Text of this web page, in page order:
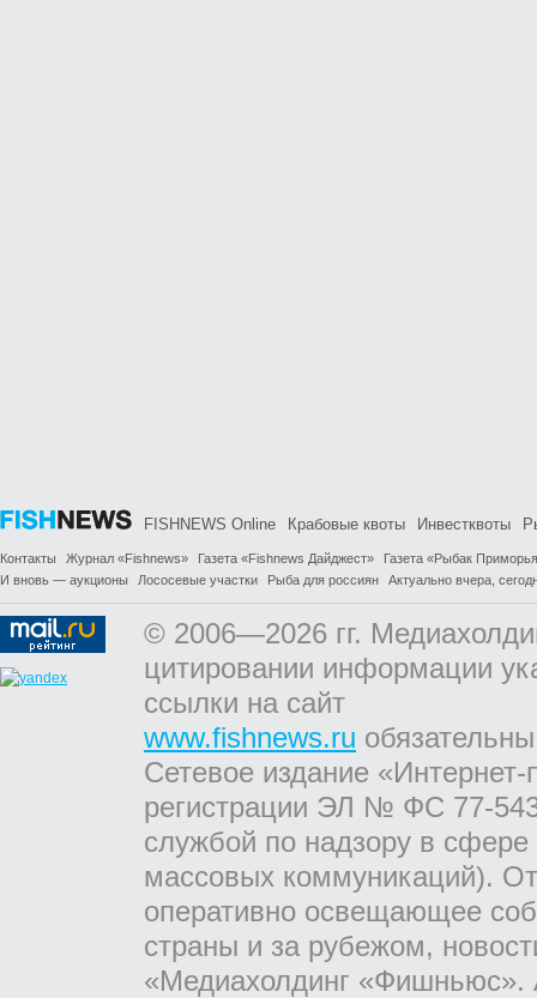
FISHNEWS Online Крабовые квоты Инвестквоты
Контакты Журнал «Fishnews» Газета «Fishnews Дайджест»
Газета «Рыбак
И вновь — аукционы
Лососевые участки Рыба для россиян Актуально вчера,
© 2006—2026 гг.
цитировании информации
ссылки на сайт
www.fishnews.ru
Сетевое издание
регистрации ЭЛ № ФС 77-
службой по надзору в
массовых коммуникаций).
оперативно освещающее
страны и за рубежом,
«Медиахолдинг «Фишньюс».